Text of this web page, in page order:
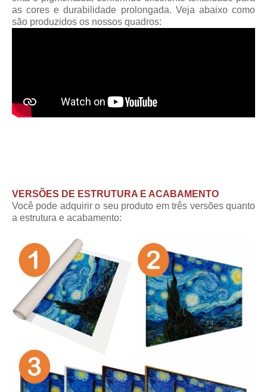
as cores e durabilidade prolongada. Veja abaixo como
são produzidos os nossos quadros:
VERSÕES DE ESTRUTURA E ACABAMENTO
Você pode adquirir o seu produto em três versões quanto
a estrutura e acabamento: